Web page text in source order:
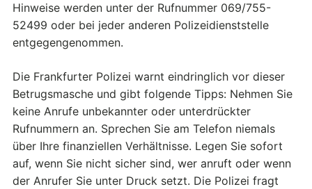
Hinweise werden unter der Rufnummer 069/755-
52499 oder bei jeder anderen Polizeidienststelle
entgegengenommen.
Die Frankfurter Polizei warnt eindringlich vor dieser
Betrugsmasche und gibt folgende Tipps: Nehmen Sie
keine Anrufe unbekannter oder unterdrückter
Rufnummern an. Sprechen Sie am Telefon niemals
über Ihre finanziellen Verhältnisse. Legen Sie sofort
auf, wenn Sie nicht sicher sind, wer anruft oder wenn
der Anrufer Sie unter Druck setzt. Die Polizei fragt